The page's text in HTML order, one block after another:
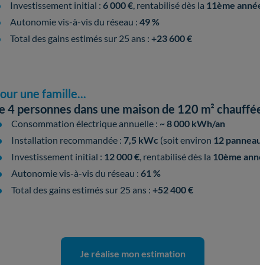
Investissement initial :6 000 €, rentabilisé dès la 11ème
Autonomie vis-à-vis du réseau :49 %
Total des gains estimés sur 25 ans :+23 600 €
une famille...
4 personnes dans une maison de 120 m²
Consommation électrique annuelle : ~ 8 000 kWh/an
Installation recommandée : 7,5 kWc (soit environ 12
Investissement initial : 12 000 €, rentabilisé dès la 10ème
Autonomie vis-à-vis du réseau : 61 %
Total des gains estimés sur 25 ans : +52 400 €
Je réalise mon estimation